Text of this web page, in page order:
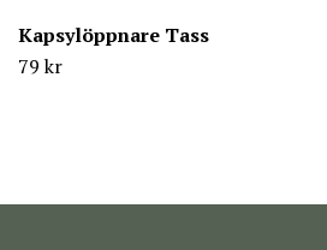
Kapsylöppnare Tass
79 kr